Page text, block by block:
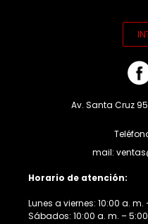
Av. Santa Cruz
mail:
Horario de atención:
Lunes a viernes: 10:00 a. m.
Sábados: 10:00 a. m. –